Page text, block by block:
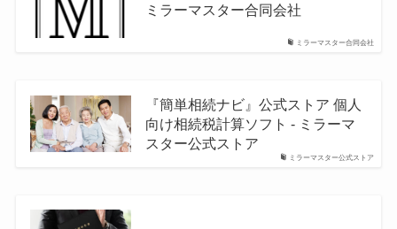
ミラーマスター合同会社
ミラーマスター合同会社
ミラーマスター公式ストア
『簡単相続ナビ』公式ストア 個人
向け相続税計算ソフト - ミラーマ
スター公式ストア